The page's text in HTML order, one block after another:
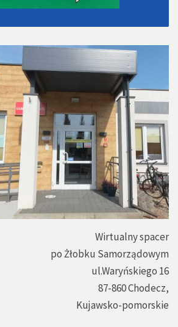
Wirtualny spacer
po Żłobku Samorządowym
ul.Waryńskiego 16
87-860 Chodecz,
Kujawsko-pomorskie